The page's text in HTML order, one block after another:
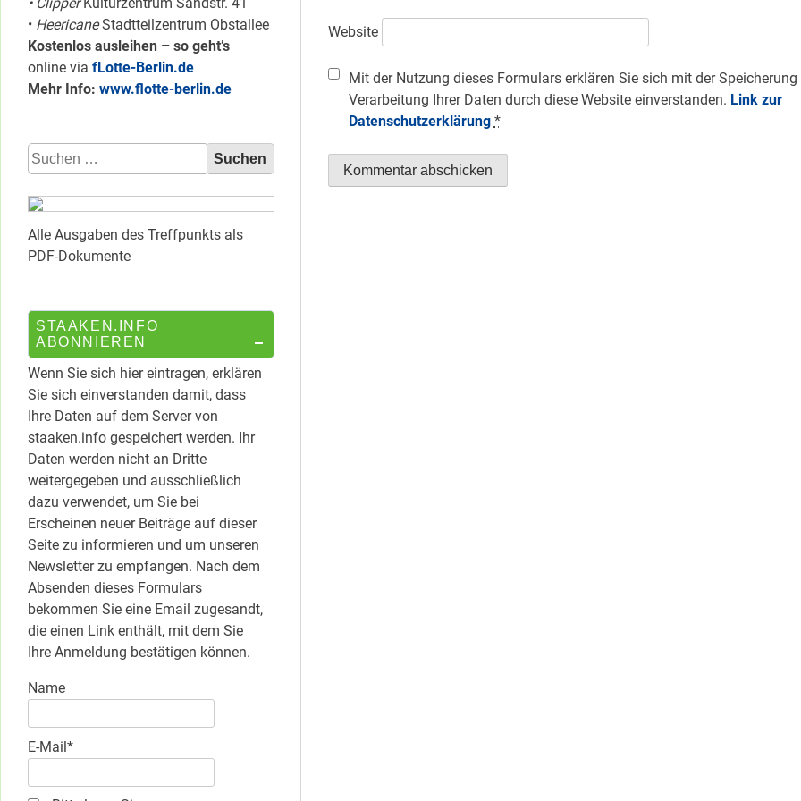
Website
Mit der Nutzung dieses Formulars erklären Sie sich mit der Speicherung
Verarbeitung Ihrer Daten durch diese Website einverstanden. Link zur
Datenschutzerklärung *
• HeericaneStadtteilzentrum Obstallee
Kostenlos ausleihen – so geht’s
online via fLotte-Berlin.de
Mehr Info: www.flotte-berlin.de
Suchen
nach:
Alle Ausgaben des Treffpunkts als
PDF-Dokumente
STAAKEN.INFO
ABONNIEREN
Wenn Sie sich hier eintragen, erklären
Sie sich einverstanden damit, dass
Ihre Daten auf dem Server von
staaken.info gespeichert werden. Ihr
Daten werden nicht an Dritte
weitergegeben und ausschließlich
dazu verwendet, um Sie bei
Erscheinen neuer Beiträge auf dieser
Seite zu informieren und um unseren
Newsletter zu empfangen. Nach dem
Absenden dieses Formulars
bekommen Sie eine Email zugesandt,
die einen Link enthält, mit dem Sie
Ihre Anmeldung bestätigen können.
Name
E-Mail*